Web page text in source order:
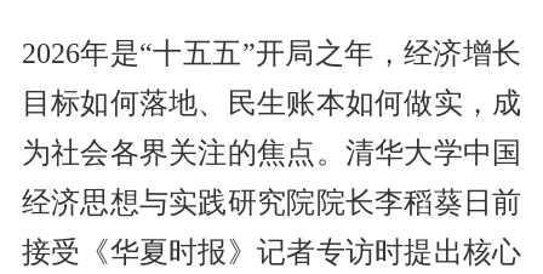
2026年是“十五五”开局之年，经济增长
目标如何落地、民生账本如何做实，成
为社会各界关注的焦点。清华大学中国
经济思想与实践研究院院长李稻葵日前
接受《华夏时报》记者专访时提出核心